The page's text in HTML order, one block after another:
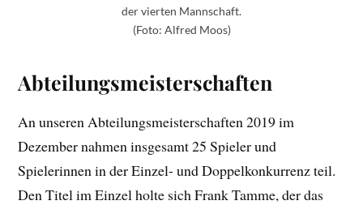
der vierten Mannschaft.
(Foto: Alfred Moos)
Abteilungsmeisterschaften
An unseren Abteilungsmeisterschaften 2019 im
Dezember nahmen insgesamt 25 Spieler und
Spielerinnen in der Einzel- und Doppelkonkurrenz teil.
Den Titel im Einzel holte sich Frank Tamme, der das